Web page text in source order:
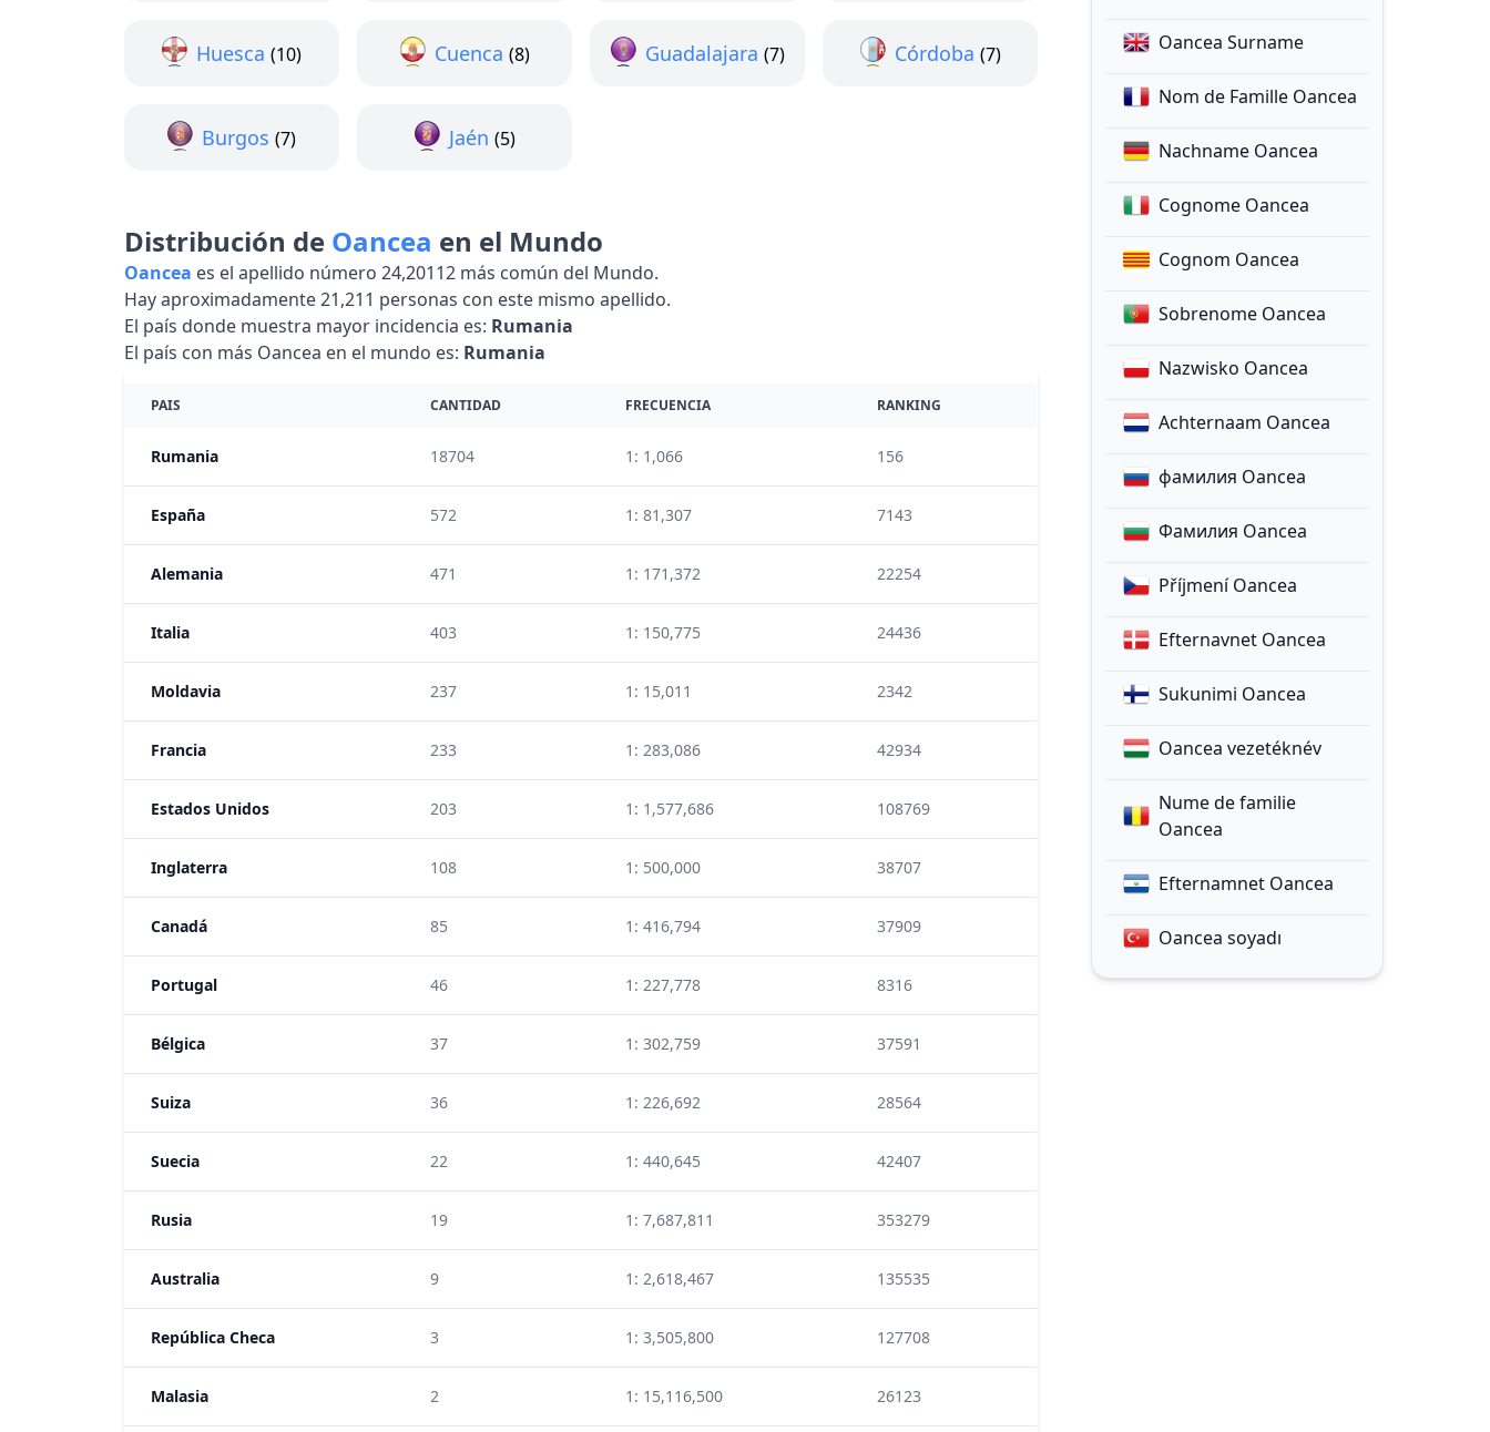
Huesca (10) Cuenca (8) Guadalajara (7) Córdoba (7)
Burgos (7) Jaén (5)
Distribución de Oancea en el Mundo
Oancea es el apellido número 24,20112 más común del Mundo.
Hay aproximadamente 21,211 personas con este mismo apellido.
El país donde muestra mayor incidencia es: Rumania
El país con más Oancea en el mundo es: Rumania
PAIS CANTIDAD FRECUENCIA RANKING
Rumania 18704 1: 1,066 156
España 572 1: 81,307 7143
Alemania 471 1: 171,372 22254
Italia 403 1: 150,775 24436
Moldavia 237 1: 15,011 2342
Francia 233 1: 283,086 42934
Estados Unidos 203 1: 1,577,686 108769
Inglaterra 108 1: 500,000 38707
Canadá 85 1: 416,794 37909
Portugal 46 1: 227,778 8316
Bélgica 37 1: 302,759 37591
Suiza 36 1: 226,692 28564
Suecia 22 1: 440,645 42407
Rusia 19 1: 7,687,811 353279
Australia 9 1: 2,618,467 135535
República Checa 3 1: 3,505,800 127708
Malasia 2 1: 15,116,500 26123
Oancea Surname
Nom de Famille Oancea
Nachname Oancea
Cognome Oancea
Cognom Oancea
Sobrenome Oancea
Nazwisko Oancea
Achternaam Oancea
фамилия Oancea
Фамилия Oancea
Příjmení Oancea
Efternavnet Oancea
Sukunimi Oancea
Oancea vezetéknév
Nume de familie
Oancea
Efternamnet Oancea
Oancea soyadı